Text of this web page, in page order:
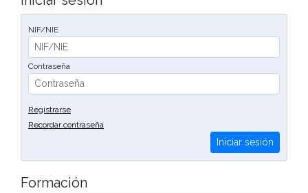
NIF/NIE
Contraseña
Registrarse
Recordar contraseña
Iniciar sesión
Formación